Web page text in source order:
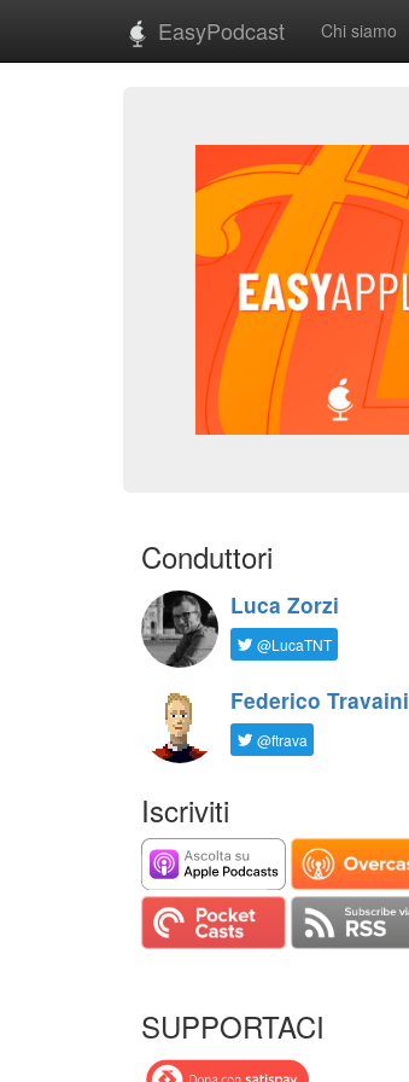
EasyPodcast Chi siamo
Conduttori
Luca Zorzi
@LucaTNT
Federico Travaini
@ftrava
Iscriviti
SUPPORTACI